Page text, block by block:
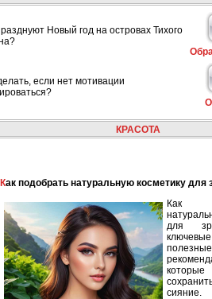
Новый год на островах Тихого
если нет мотивации
КРАСОТА
Как подобрать натуральную косметику для
Как
для
сияние.